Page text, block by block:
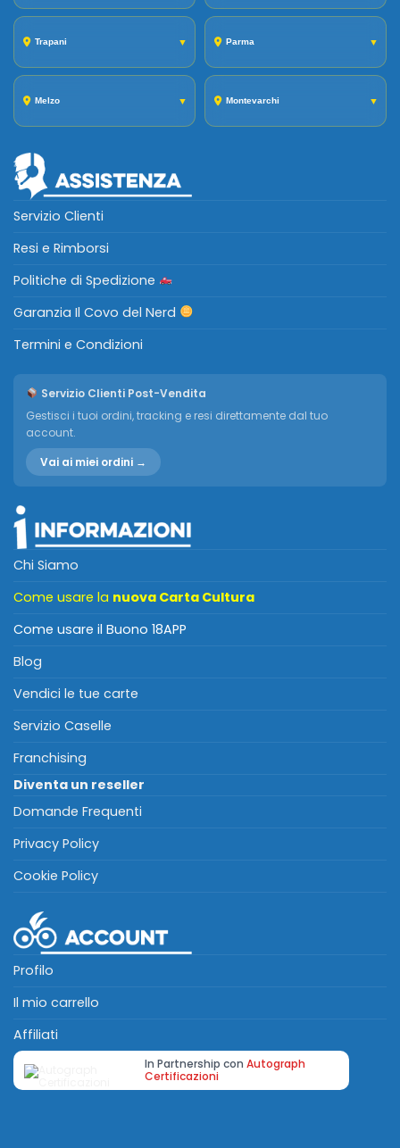
Trapani ▼ Parma ▼
Melzo ▼ Montevarchi ▼
Servizio Clienti
Resi e Rimborsi
Politiche di Spedizione
Garanzia Il Covo del Nerd
Termini e Condizioni
Servizio Clienti Post-Vendita
Gestisci i tuoi ordini, tracking e resi direttamente dal tuo
account.
Vai ai miei ordini →
Chi Siamo
Come usare la nuova Carta Cultura
Come usare il Buono 18APP
Blog
Vendici le tue carte
Servizio Caselle
Franchising
Diventa un reseller
Domande Frequenti
Privacy Policy
Cookie Policy
Profilo
Il mio carrello
Affiliati
In Partnership con Autograph
Certificazioni